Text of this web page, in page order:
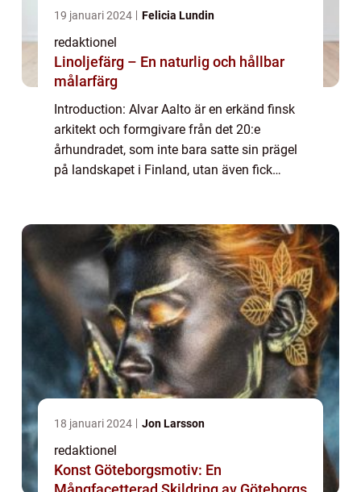
19 januari 2024 Felicia Lundin
redaktionel
Linoljefärg – En naturlig och hållbar
målarfärg
Introduction: Alvar Aalto är en erkänd finsk
arkitekt och formgivare från det 20:e
århundradet, som inte bara satte sin prägel
på landskapet i Finland, utan även fick
18 januari 2024 Jon Larsson
redaktionel
Konst Göteborgsmotiv: En